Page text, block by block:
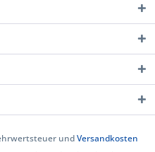
undVersandkosten